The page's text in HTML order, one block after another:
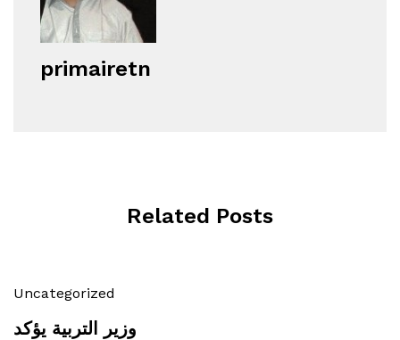
primairetn
Related Posts
Uncategorized
وزير التربية يؤكد